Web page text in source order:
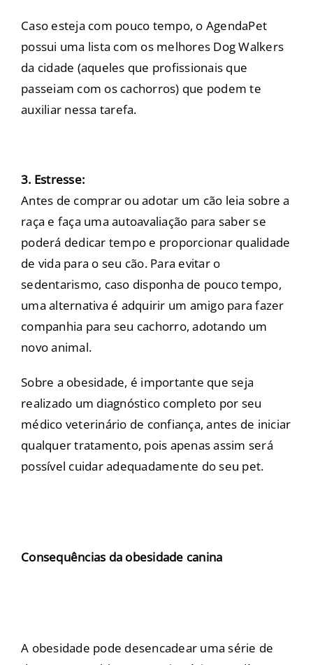
Caso esteja com pouco tempo, o AgendaPet
possui uma lista com os melhores Dog Walkers
da cidade (aqueles que profissionais que
passeiam com os cachorros) que podem te
auxiliar nessa tarefa.
3. Estresse:
Antes de comprar ou adotar um cão leia sobre a
raça e faça uma autoavaliação para saber se
poderá dedicar tempo e proporcionar qualidade
de vida para o seu cão. Para evitar o
sedentarismo, caso disponha de pouco tempo,
uma alternativa é adquirir um amigo para fazer
companhia para seu cachorro, adotando um
novo animal.
Sobre a obesidade, é importante que seja
realizado um diagnóstico completo por seu
médico veterinário de confiança, antes de iniciar
qualquer tratamento, pois apenas assim será
possível cuidar adequadamente do seu pet.
Consequências da obesidade canina
A obesidade pode desencadear uma série de